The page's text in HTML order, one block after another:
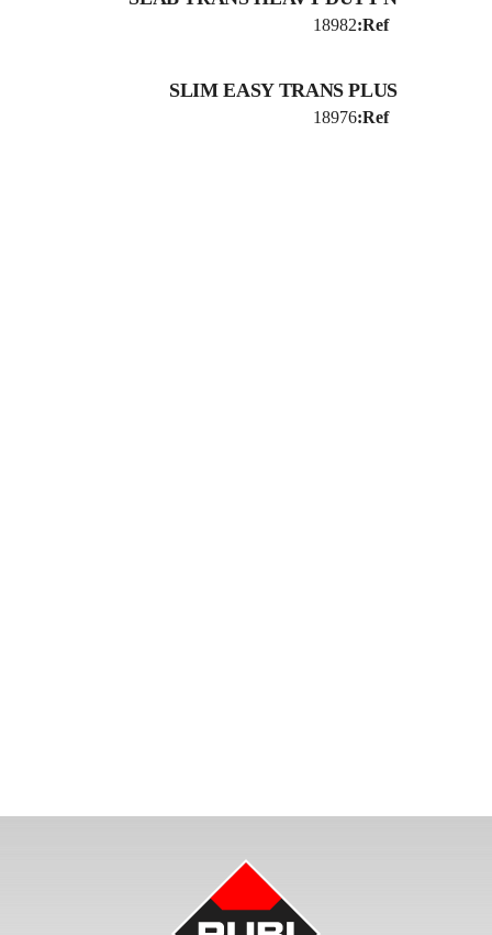
Ref:
18982
SLIM EASY TRANS PLUS
Ref:
18976